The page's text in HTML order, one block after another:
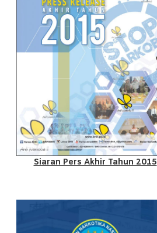
Siaran Pers Akhir Tahun 2015